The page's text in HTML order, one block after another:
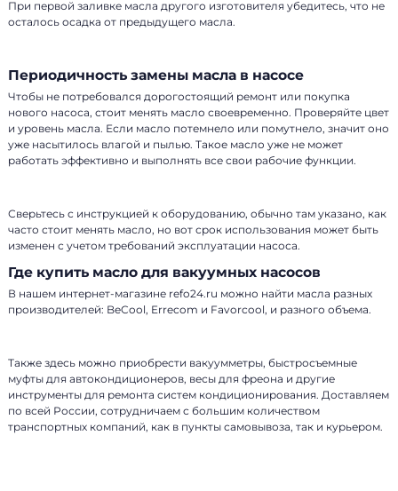
При первой заливке масла другого изготовителя убедитесь, что не
осталось осадка от предыдущего масла.
Периодичность замены масла в насосе
Чтобы не потребовался дорогостоящий ремонт или покупка
нового насоса, стоит менять масло своевременно. Проверяйте цвет
и уровень масла. Если масло потемнело или помутнело, значит оно
уже насытилось влагой и пылью. Такое масло уже не может
работать эффективно и выполнять все свои рабочие функции.
Сверьтесь с инструкцией к оборудованию, обычно там указано, как
часто стоит менять масло, но вот срок использования может быть
изменен с учетом требований эксплуатации насоса.
Где купить масло для вакуумных насосов
В нашем интернет-магазине refo24.ru можно найти масла разных
производителей: BeCool, Errecom и Favorcool, и разного объема.
Также здесь можно приобрести вакуумметры, быстросъемные
муфты для автокондиционеров, весы для фреона и другие
инструменты для ремонта систем кондиционирования. Доставляем
по всей России, сотрудничаем с большим количеством
транспортных компаний, как в пункты самовывоза, так и курьером.